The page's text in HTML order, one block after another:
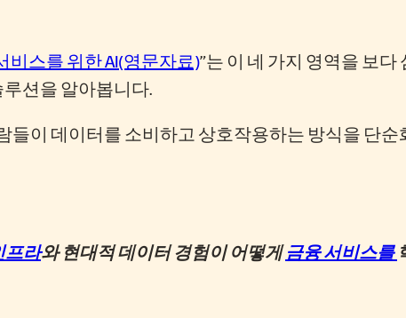
비스를 위한 AI(영문자료)”는 이 네 가지 영역을 보
션을 알아봅니다.
이 데이터를 소비하고 상호작용하는 방식을 단
프라와 현대적 데이터 경험이 어떻게금융서비스를